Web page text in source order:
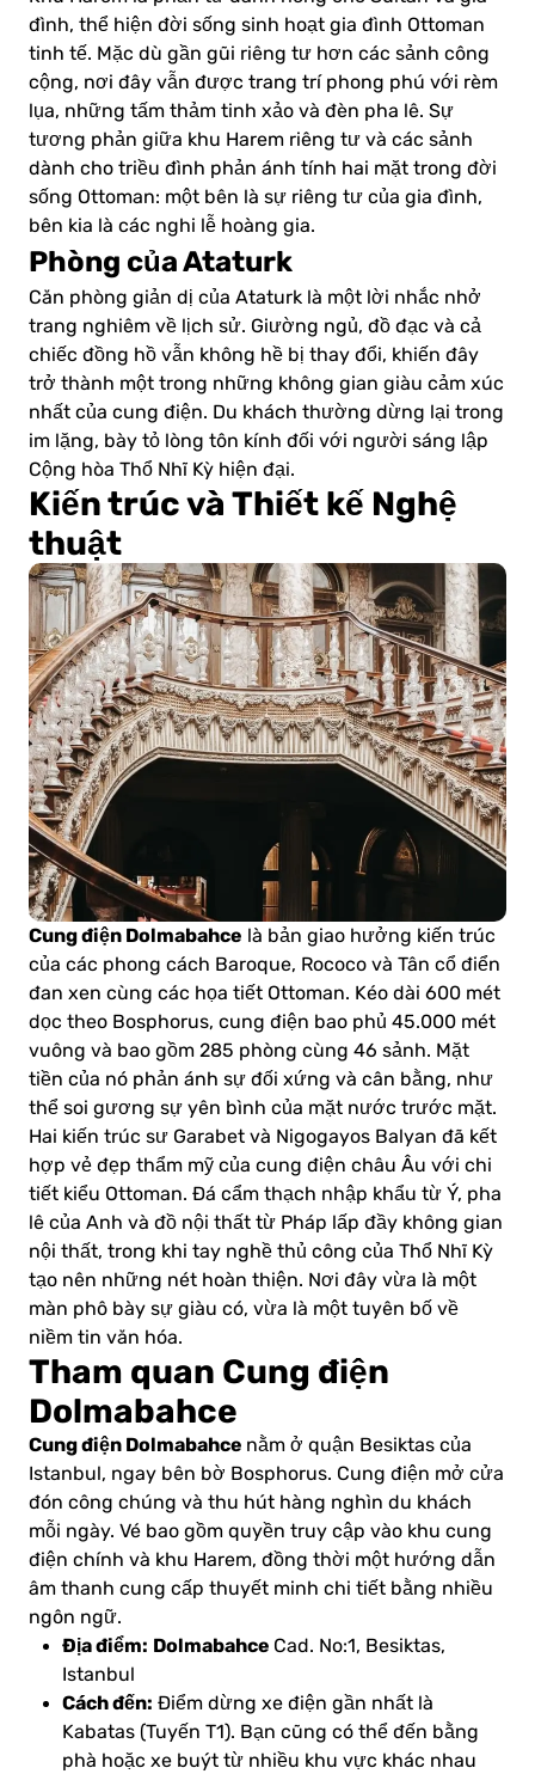
đình, thể hiện đời sống sinh hoạt gia đình Ottoman
tinh tế. Mặc dù gần gũi riêng tư hơn các sảnh công
cộng, nơi đây vẫn được trang trí phong phú với rèm
lụa, những tấm thảm tinh xảo và đèn pha lê. Sự
tương phản giữa khu Harem riêng tư và các sảnh
dành cho triều đình phản ánh tính hai mặt trong đời
sống Ottoman: một bên là sự riêng tư của gia đình,
bên kia là các nghi lễ hoàng gia.
Phòng của Ataturk
Căn phòng giản dị của Ataturk là một lời nhắc nhở
trang nghiêm về lịch sử. Giường ngủ, đồ đạc và cả
chiếc đồng hồ vẫn không hề bị thay đổi, khiến đây
trở thành một trong những không gian giàu cảm xúc
nhất của cung điện. Du khách thường dừng lại trong
im lặng, bày tỏ lòng tôn kính đối với người sáng lập
Cộng hòa Thổ Nhĩ Kỳ hiện đại.
Kiến trúc và Thiết kế Nghệ
thuật
Cung điện Dolmabahce là bản giao hưởng kiến trúc
của các phong cách Baroque, Rococo và Tân cổ điển
đan xen cùng các họa tiết Ottoman. Kéo dài 600 mét
dọc theo Bosphorus, cung điện bao phủ 45.000 mét
vuông và bao gồm 285 phòng cùng 46 sảnh. Mặt
tiền của nó phản ánh sự đối xứng và cân bằng, như
thể soi gương sự yên bình của mặt nước trước mặt.
Hai kiến trúc sư Garabet và Nigogayos Balyan đã kết
hợp vẻ đẹp thẩm mỹ của cung điện châu Âu với chi
tiết kiểu Ottoman. Đá cẩm thạch nhập khẩu từ Ý, pha
lê của Anh và đồ nội thất từ Pháp lấp đầy không gian
nội thất, trong khi tay nghề thủ công của Thổ Nhĩ Kỳ
tạo nên những nét hoàn thiện. Nơi đây vừa là một
màn phô bày sự giàu có, vừa là một tuyên bố về
niềm tin văn hóa.
Tham quan Cung điện
Dolmabahce
Cung điện Dolmabahce nằm ở quận Besiktas của
Istanbul, ngay bên bờ Bosphorus. Cung điện mở cửa
đón công chúng và thu hút hàng nghìn du khách
mỗi ngày. Vé bao gồm quyền truy cập vào khu cung
điện chính và khu Harem, đồng thời một hướng dẫn
âm thanh cung cấp thuyết minh chi tiết bằng nhiều
ngôn ngữ.
Địa điểm: Dolmabahce Cad. No:1, Besiktas,
Istanbul
Cách đến: Điểm dừng xe điện gần nhất là
Kabatas (Tuyến T1). Bạn cũng có thể đến bằng
phà hoặc xe buýt từ nhiều khu vực khác nhau